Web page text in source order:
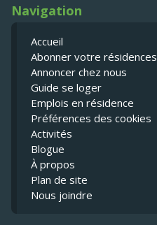
Navigation
Accueil
Abonner votre résidences
Annoncer chez nous
Guide se loger
Emplois en résidence
Préférences des cookies
Activités
Blogue
À propos
Plan de site
Nous joindre